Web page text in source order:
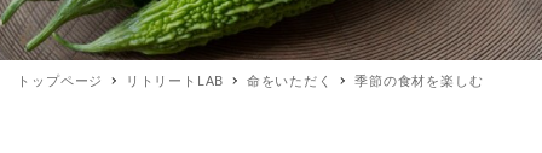
トップページ リトリートLAB 命をいただく 季節の食材を楽しむ